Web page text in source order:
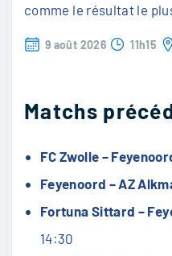
comme le résultat le
9 août 2026 11h15
Matchs
FC Zwolle –
Feyenoord – AZ
Fortuna Sittard –
14:30